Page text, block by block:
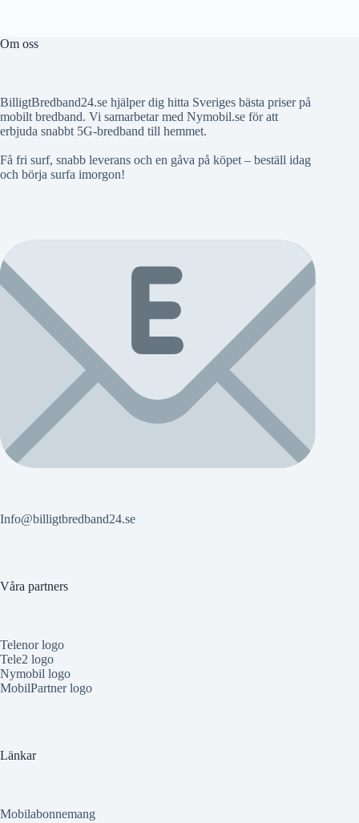
Om oss
BilligtBredband24.se hjälper dig hitta Sveriges bästa priser på
mobilt bredband. Vi samarbetar med Nymobil.se för att
erbjuda snabbt 5G-bredband till hemmet.
Få fri surf, snabb leverans och en gåva på köpet – beställ idag
och börja surfa imorgon!
Info@billigtbredband24.se
Våra partners
Telenor logo
Tele2 logo
Nymobil logo
MobilPartner logo
Länkar
Mobilabonnemang